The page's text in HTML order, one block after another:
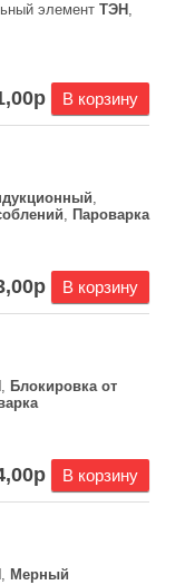
элемент ТЭН ,
В корзину
,
, Пароварка
В корзину
, Блокировка от
В корзину
, Мерный